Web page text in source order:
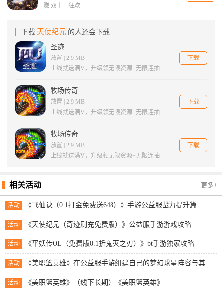
赚 双十一狂欢
下载 天使纪元 的人还会下载
圣迹
放置 | 2.9 MB
上线就送满V，升级领无限资源+无限连抽
下载
牧场传奇
放置 | 2.9 MB
上线就送满V，升级领无限资源+无限连抽
下载
牧场传奇
放置 | 2.9 MB
上线就送满V，升级领无限资源+无限连抽
下载
相关活动 更多+
活动 《飞仙诀（0.1打金免费送648）》手游公益服战力提升篇
活动 《天使纪元（奇迹刷充免费版）》公益服手游游戏攻略
活动 《平妖传OL（免费版0.1折鬼灭之刃）》bt手游独家攻略
活动 《美职篮英雄》在公益服手游组建自己的梦幻球星阵容与其他玩家展开实时对抗！
活动 《美职篮英雄》（线下长期）《美职篮英雄》